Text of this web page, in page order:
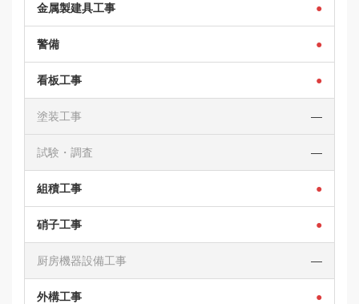
金属製建具工事 ●
警備 ●
看板工事 ●
塗装工事 ―
試験・調査 ―
組積工事 ●
硝子工事 ●
厨房機器設備工事 ―
外構工事 ●